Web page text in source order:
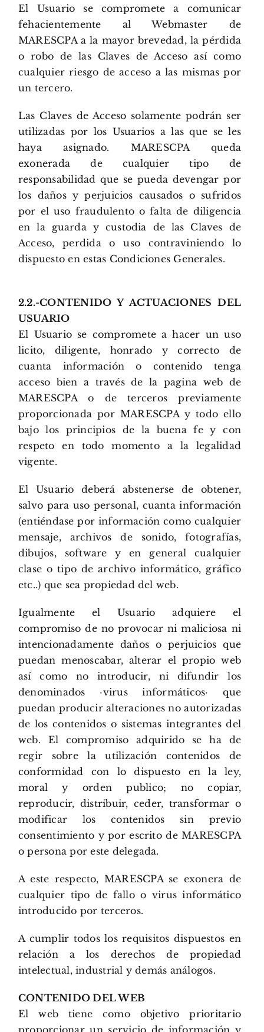
El Usuario se compromete a comunicar
fehacientemente al Webmaster de
MARESCPA a la mayor brevedad, la pérdida
o robo de las Claves de Acceso así como
cualquier riesgo de acceso a las mismas por
un tercero.
Las Claves de Acceso solamente podrán ser
utilizadas por los Usuarios a las que se les
haya asignado. MARESCPA queda
exonerada de cualquier tipo de
responsabilidad que se pueda devengar por
los daños y perjuicios causados o sufridos
por el uso fraudulento o falta de diligencia
en la guarda y custodia de las Claves de
Acceso, perdida o uso contraviniendo lo
dispuesto en estas Condiciones Generales.
2.2.-CONTENIDO Y ACTUACIONES DEL
USUARIO
El Usuario se compromete a hacer un uso
licito, diligente, honrado y correcto de
cuanta información o contenido tenga
acceso bien a través de la pagina web de
MARESCPA o de terceros previamente
proporcionada por MARESCPA y todo ello
bajo los principios de la buena fe y con
respeto en todo momento a la legalidad
vigente.
El Usuario deberá abstenerse de obtener,
salvo para uso personal, cuanta información
(entiéndase por información como cualquier
mensaje, archivos de sonido, fotografías,
dibujos, software y en general cualquier
clase o tipo de archivo informático, gráfico
etc..) que sea propiedad del web.
Igualmente el Usuario adquiere el
compromiso de no provocar ni maliciosa ni
intencionadamente daños o perjuicios que
puedan menoscabar, alterar el propio web
así como no introducir, ni difundir los
denominados ·virus informáticos· que
puedan producir alteraciones no autorizadas
de los contenidos o sistemas integrantes del
web. El compromiso adquirido se ha de
regir sobre la utilización contenidos de
conformidad con lo dispuesto en la ley,
moral y orden publico; no copiar,
reproducir, distribuir, ceder, transformar o
modificar los contenidos sin previo
consentimiento y por escrito de MARESCPA
o persona por este delegada.
A este respecto, MARESCPA se exonera de
cualquier tipo de fallo o virus informático
introducido por terceros.
A cumplir todos los requisitos dispuestos en
relación a los derechos de propiedad
intelectual, industrial y demás análogos.
CONTENIDO DEL WEB
El web tiene como objetivo prioritario